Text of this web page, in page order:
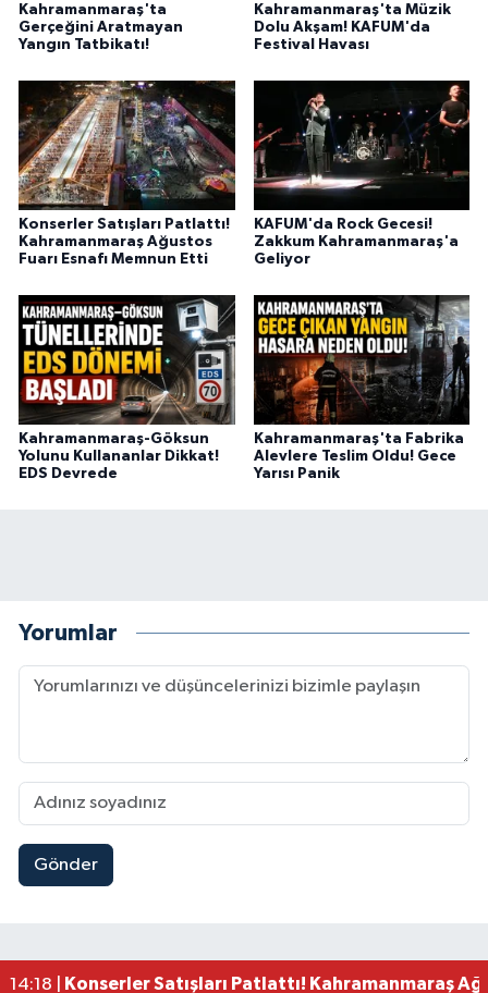
Kahramanmaraş'ta
Gerçeğini Aratmayan
Yangın Tatbikatı!
Kahramanmaraş'ta Müzik
Dolu Akşam! KAFUM'da
Festival Havası
Konserler Satışları Patlattı!
Kahramanmaraş Ağustos
Fuarı Esnafı Memnun Etti
KAFUM'da Rock Gecesi!
Zakkum Kahramanmaraş'a
Geliyor
Kahramanmaraş-Göksun
Yolunu Kullananlar Dikkat!
EDS Devrede
Kahramanmaraş'ta Fabrika
Alevlere Teslim Oldu! Gece
Yarısı Panik
Yorumlar
Gönder
15:15 |Kahramanmaraş'ta Zehir Tacirlerine Eş Zamanlı
14:18 |
Konserler Satışları Patlattı! Kahramanmaraş
BİLİM TEKNOLOJİ
ASAYİŞ
SEÇİM 2015
ÇEVRE
BİLİM VE TEKNOLOJİ
YARIŞMALAR
TANITIM
HABERDE İNSAN